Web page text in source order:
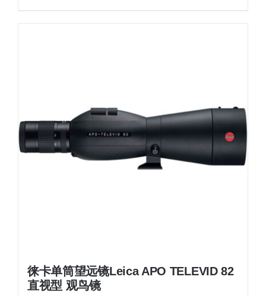
徕卡单筒望远镜Leica APO TELEVID 82
直视型 观鸟镜